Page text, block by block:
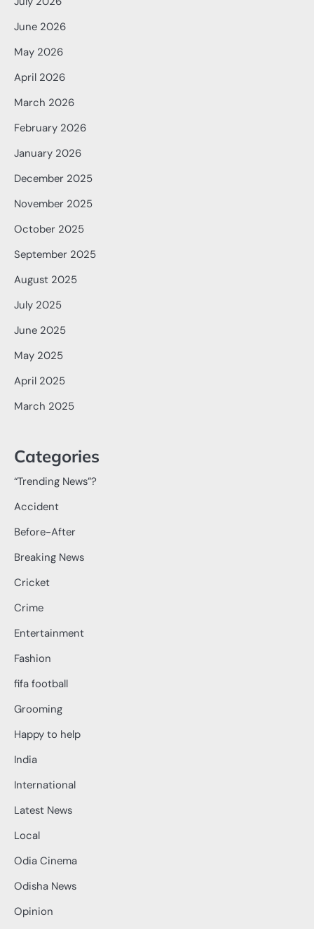
June 2026
May 2026
April 2026
March 2026
February 2026
January 2026
December 2025
November 2025
October 2025
September 2025
August 2025
July 2025
June 2025
May 2025
April 2025
March 2025
Categories
“Trending News”?
Accident
Before-After
Breaking News
Cricket
Crime
Entertainment
Fashion
fifa football
Grooming
Happy to help
India
International
Latest News
Local
Odia Cinema
Odisha News
Opinion